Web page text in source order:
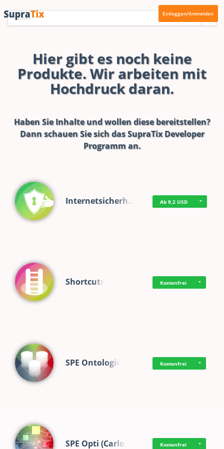
Einloggen/Anmelden
Hier gibt es noch keine
Produkte. Wir arbeiten mit
Hochdruck daran.
Haben Sie Inhalte und wollen diese bereitstellen?
Dann schauen Sie sich dasSupraTix Developer
Programman.
Internetsicherh… Ab 9,2 USD
Shortcuts Kostenfrei
SPE Ontologie Kostenfrei
SPE Opti (Carlo) Kostenfrei